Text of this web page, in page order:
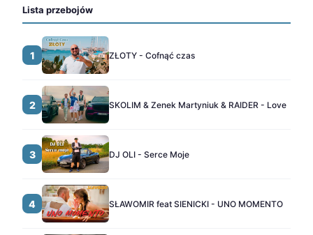
Lista przebojów
1 ZŁOTY - Cofnąć czas
2 SKOLIM & Zenek Martyniuk & RAIDER - Love
3 DJ OLI - Serce Moje
4 SŁAWOMIR feat SIENICKI - UNO MOMENTO